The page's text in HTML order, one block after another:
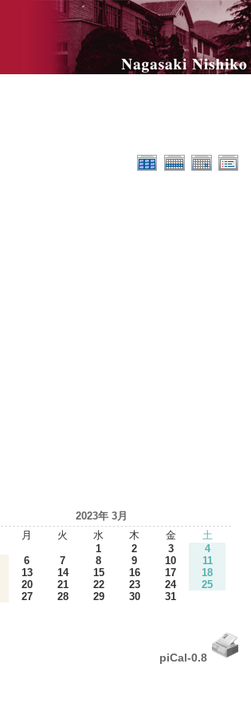
2023年 3月
月 火 水 木 金
土
1
2 3
4
6 7 8 9 10
11
13 14 15 16 17
18
20 21 22 23 24
25
27 28 29 30 31
piCal-0.8